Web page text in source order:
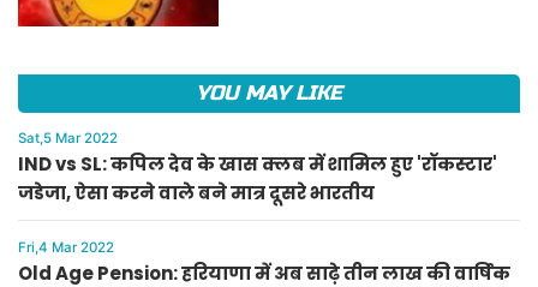
YOU MAY LIKE
Sat,5 Mar 2022
IND vs SL: कपिल देव के खास क्लब में शामिल हुए 'रॉकस्टार'
जडेजा, ऐसा करने वाले बने मात्र दूसरे भारतीय
Fri,4 Mar 2022
Old Age Pension: हरियाणा में अब साढ़े तीन लाख की वार्षिक